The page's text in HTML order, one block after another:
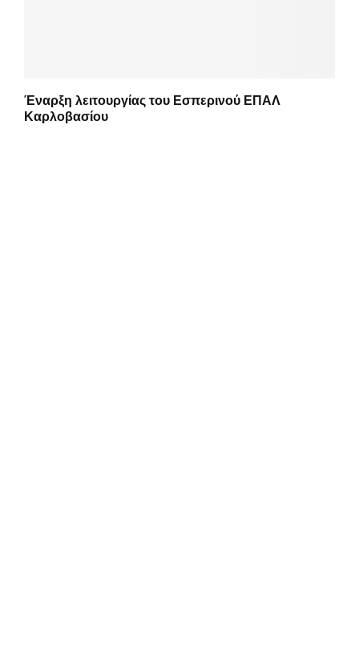
Έναρξη λειτουργίας του Εσπερινού ΕΠΑΛ
Καρλοβασίου